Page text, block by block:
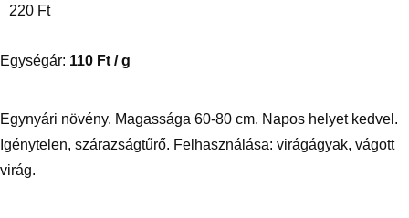
220 Ft
Egységár: 110 Ft / g
Egynyári növény. Magassága 60-80 cm. Napos helyet kedvel.
Igénytelen, szárazságtűrő. Felhasználása: virágágyak, vágott
virág.